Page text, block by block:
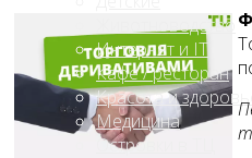
Животноводство
Интернет и IT
Кафе / ресторан
Красота и здоровье
Медицина
Островки в ТЦ